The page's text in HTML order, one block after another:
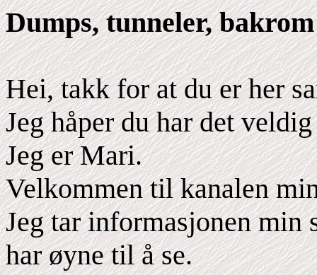
Dumps, tunneler,
Hei, takk for at du er her
Jeg håper du har det
Jeg er Mari.
Velkommen til kanalen
Jeg tar informasjonen
har øyne til å se.